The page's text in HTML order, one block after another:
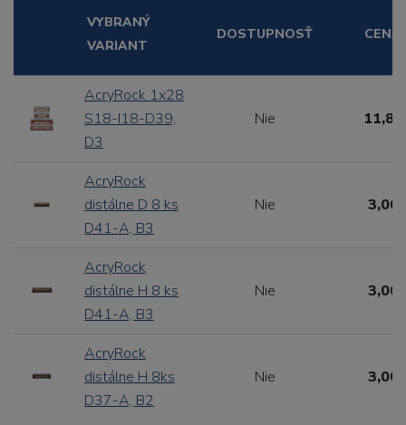
VYBRANÝ
VARIANT
DOSTUPNOSŤ CENA
AcryRock 1x28
S18-I18-D39,
D3
Nie
AcryRock
distálne D 8 ks
D41-A, B3
Nie 3,00
AcryRock
distálne H 8 ks
D41-A, B3
Nie 3,00
AcryRock
distálne H 8ks
D37-A, B2
Nie 3,00